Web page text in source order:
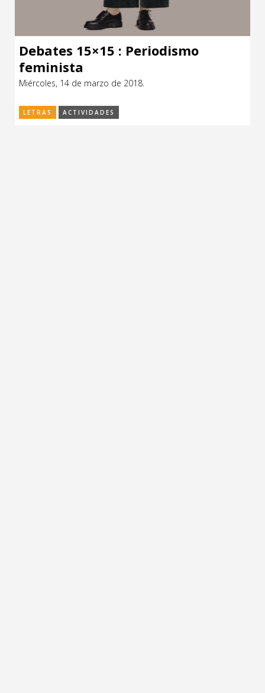
Debates 15×15 : Periodismo
feminista
Miércoles, 14 de marzo de 2018.
LETRAS ACTIVIDADES